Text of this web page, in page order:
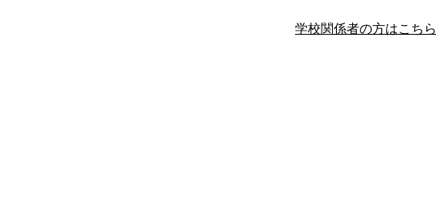
学校関係者の方はこちら